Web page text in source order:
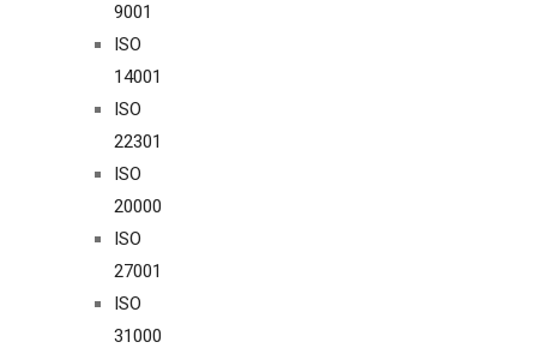
9001
ISO
14001
ISO
22301
ISO
20000
ISO
27001
ISO
31000